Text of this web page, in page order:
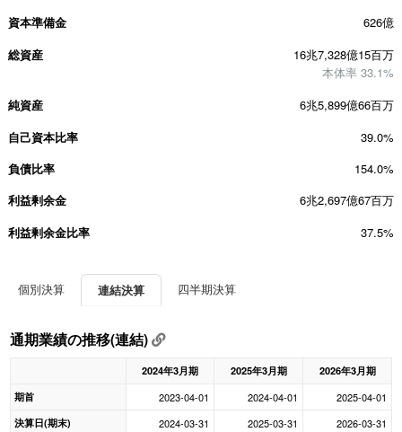
資本準備金
626億
総資産
16兆7,328億15百万
本体率 33.1%
純資産
6兆5,899億66百万
自己資本比率
39.0%
負債比率
154.0%
利益剰余金
6兆2,697億67百万
利益剰余金比率
37.5%
個別決算 連結決算 四半期決算
通期業績の推移(連結)
2024年3月期 2025年3月期
2026年3月期
期首
2023-04-01 2024-04-01 2025-04-01
決算日(期末) 2024-03-31 2025-03-31 2026-03-31